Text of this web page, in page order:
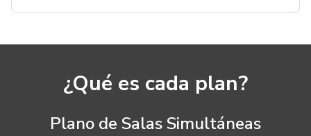
¿Qué es cada plan?
Plano de Salas Simultáneas